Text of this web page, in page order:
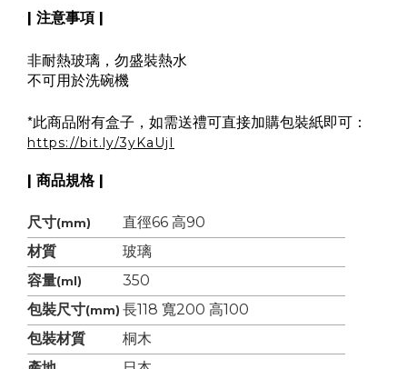
| 注意事項 |
非耐熱玻璃，勿盛裝熱水
不可用於洗碗機
*此商品附有盒子，如需送禮可直接加購包裝紙即可：
https://bit.ly/3yKaUjI
| 商品規格 |
尺寸(mm)
直徑66 高90
材質
玻璃
容量(ml)
350
包裝尺寸(mm) 長118 寬200 高100
包裝材質
桐木